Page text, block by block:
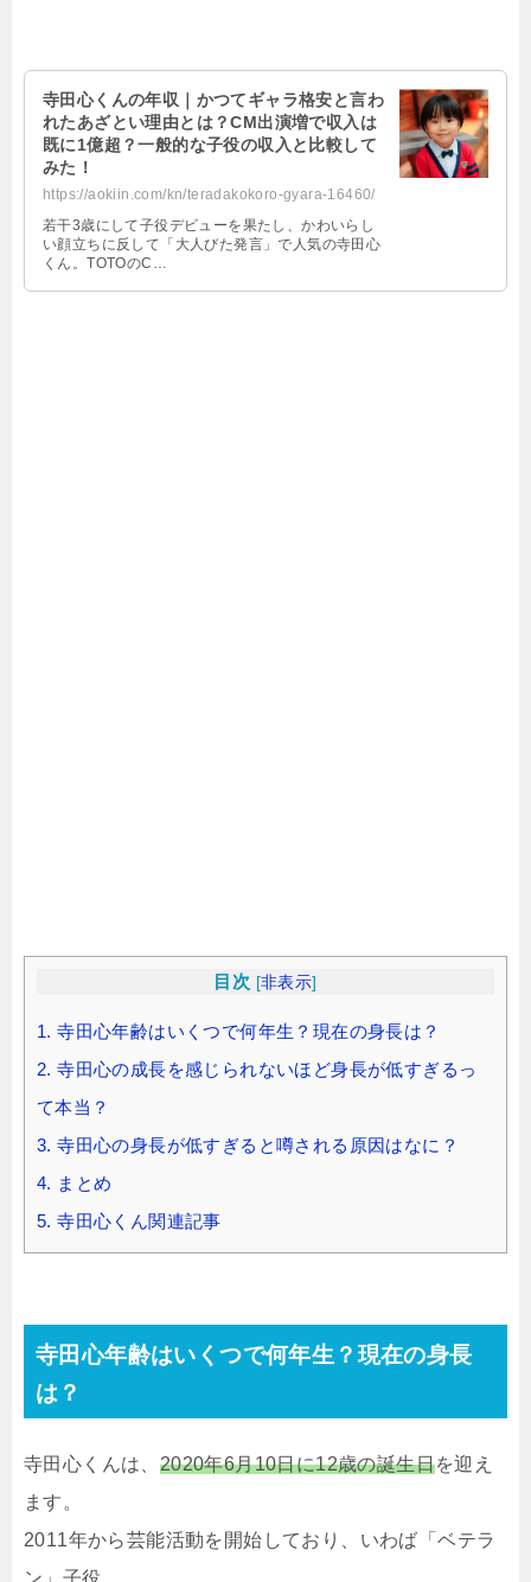
寺田心くんの年収｜かつてギャラ格安と言わ
れたあざとい理由とは？CM出演増で収入は
既に1億超？一般的な子役の収入と比較して
みた！
https://aokiin.com/kn/teradakokoro-gyara-16460/
若干3歳にして子役デビューを果たし、かわいらし
い顔立ちに反して「大人びた発言」で人気の寺田心
くん。TOTOのC…
目次 [非表示]
1. 寺田心年齢はいくつで何年生？現在の身長は？
2. 寺田心の成長を感じられないほど身長が低すぎるっ
て本当？
3. 寺田心の身長が低すぎると噂される原因はなに？
4. まとめ
5. 寺田心くん関連記事
寺田心年齢はいくつで何年生？現在の身長
は？
寺田心くんは、 2020年6月10日に12歳の誕生日を迎え
ます。
2011年から芸能活動を開始しており、いわば「ベテラ
ン」子役。